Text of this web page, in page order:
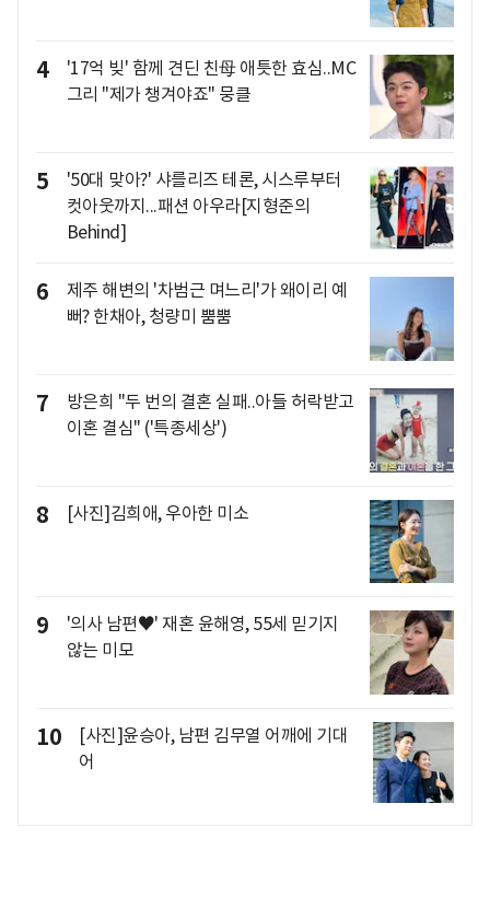
4
'17억 빚' 함께 견딘 친母 애틋한 효심..MC
그리 "제가 챙겨야죠" 뭉클
5
'50대 맞아?' 샤를리즈 테론, 시스루부터
컷아웃까지...패션 아우라[지형준의
Behind]
6
제주 해변의 '차범근 며느리'가 왜이리 예
뻐? 한채아, 청량미 뿜뿜
7
방은희 "두 번의 결혼 실패..아들 허락받고
이혼 결심" ('특종세상')
8 [사진]김희애, 우아한 미소
9
'의사 남편♥' 재혼 윤해영, 55세 믿기지
않는 미모
10
[사진]윤승아, 남편 김무열 어깨에 기대
어